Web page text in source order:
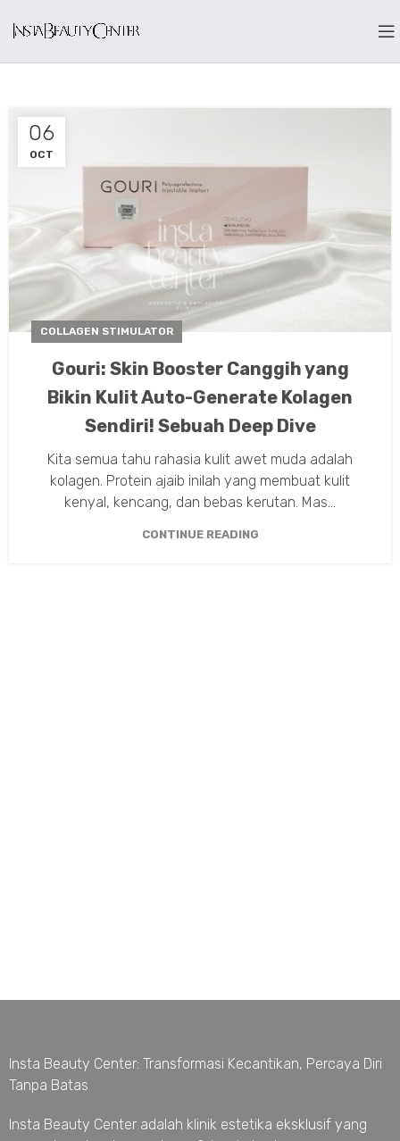
06
OCT
COLLAGEN STIMULATOR
Gouri: Skin Booster Canggih yang
Bikin Kulit Auto-Generate Kolagen
Sendiri! Sebuah Deep Dive
Kita semua tahu rahasia kulit awet muda adalah
kolagen. Protein ajaib inilah yang membuat kulit
kenyal, kencang, dan bebas kerutan. Mas...
CONTINUE READING
Insta Beauty Center: Transformasi Kecantikan, Percaya Diri
Tanpa Batas
Insta Beauty Center adalah klinik estetika eksklusif yang